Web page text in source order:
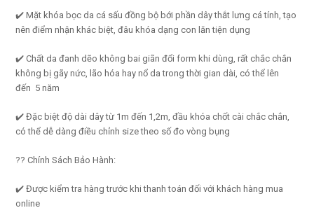
✔️ Mặt khóa bọc da cá sấu đồng bộ bới phần dây thắt lưng cá tính, tạo
nên điểm nhận khác biệt, đâu khóa dạng con lăn tiện dụng
✔️ Chất da đanh dẽo không bai giãn đổi form khi dùng, rất chắc chắn
không bị gãy nức, lão hóa hay nổ da trong thời gian dài, có thể lên
đến 5 năm
✔️ Đặc biệt độ dài dây từ 1m đến 1,2m, đầu khóa chốt cài chắc chắn,
có thể dễ dàng điều chỉnh size theo số đo vòng bụng
?? Chính Sách Bảo Hành:
✔️ Được kiểm tra hàng trước khi thanh toán đối với khách hàng mua
online